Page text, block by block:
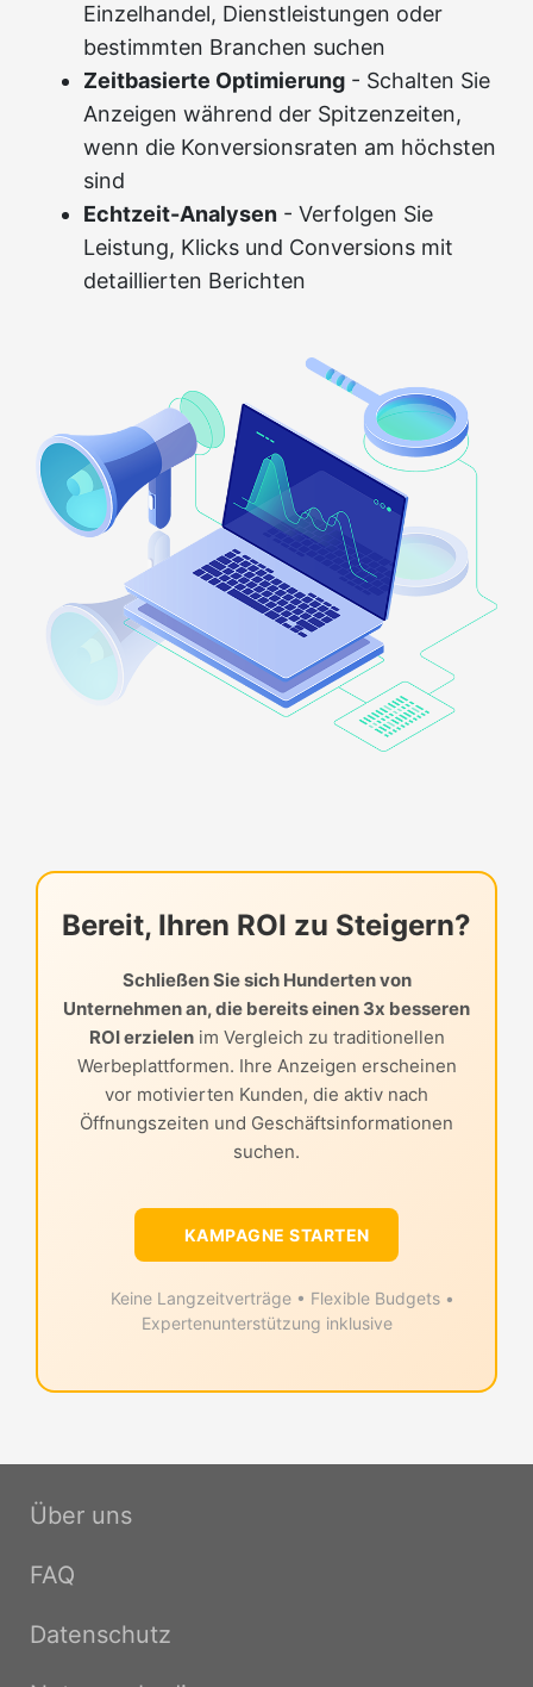
Einzelhandel, Dienstleistungen oder
bestimmten Branchen suchen
Zeitbasierte Optimierung - Schalten Sie
Anzeigen während der Spitzenzeiten,
wenn die Konversionsraten am höchsten
sind
Echtzeit-Analysen - Verfolgen Sie
Leistung, Klicks und Conversions mit
detaillierten Berichten
Bereit, Ihren ROI zu Steigern?
Schließen Sie sich Hunderten von
Unternehmen an, die bereits einen 3x besseren
ROI erzielenim Vergleich zu traditionellen
Werbeplattformen. Ihre Anzeigen erscheinen
vor motivierten Kunden, die aktiv nach
Öffnungszeiten und Geschäftsinformationen
suchen.
KAMPAGNE STARTEN
Keine Langzeitverträge • Flexible Budgets •
Expertenunterstützung inklusive
Über uns
FAQ
Datenschutz